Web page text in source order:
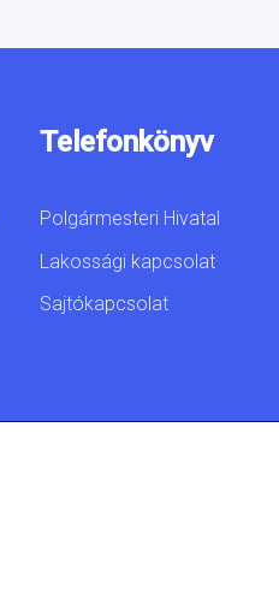
Telefonkönyv
Polgármesteri Hivatal
Lakossági kapcsolat
Sajtókapcsolat